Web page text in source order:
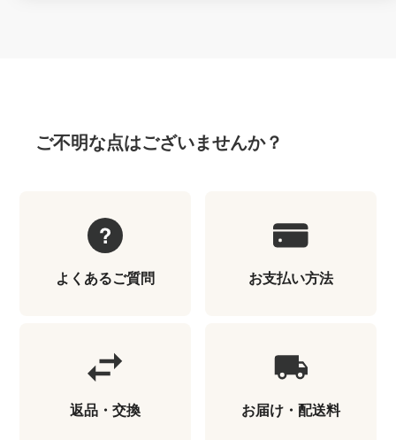
ご不明な点はございませんか？
よくあるご質問 お支払い方法
返品・交換 お届け・配送料